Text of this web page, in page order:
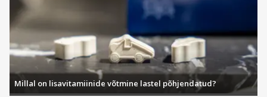
Millal on lisavitamiinide võtmine lastel põhjendatud?